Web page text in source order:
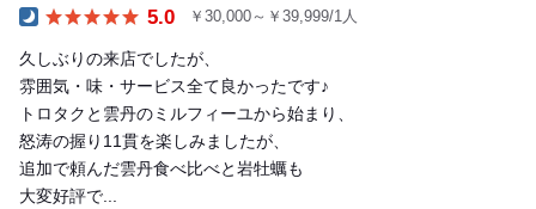
5.0 ￥30,000～￥39,999/1人
久しぶりの来店でしたが、
雰囲気・味・サービス全て良かったです♪
トロタクと雲丹のミルフィーユから始まり、
怒涛の握り11貫を楽しみましたが、
追加で頼んだ雲丹食べ比べと岩牡蠣も
大変好評で...